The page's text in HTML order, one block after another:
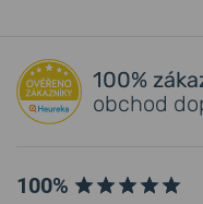
100%
obchod
100%